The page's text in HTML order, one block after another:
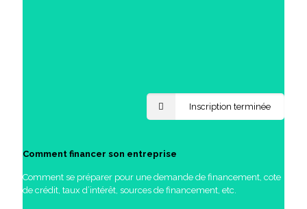
Inscription terminée
Comment financer son entreprise
Comment se préparer pour une demande de financement, cote
de crédit, taux d’intérêt, sources de financement, etc.